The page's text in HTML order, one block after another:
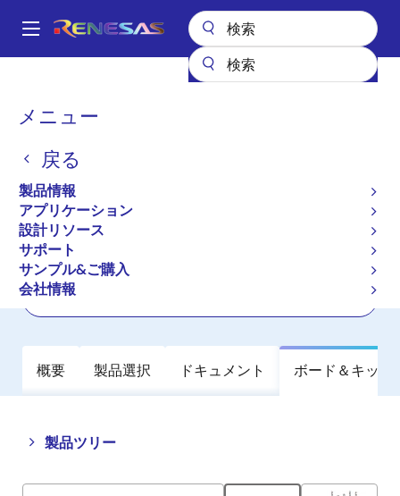
ン
Main
メニュー
戻る
製品情報
アプリケーション
設計リソース
サポート
サンプル&ご購入
会社情報
パ
く
ず
クロックとタイミング クロック生成 5L35021
5L35021
アクティブ
VersaClock 3S Programmable Clock
Generator
概要 製品選択 ドキュメント ボード＆キット
製品ツリー
Close
tree
Open
tree